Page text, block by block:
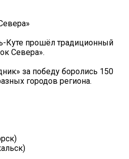
Куте прошёл традиционный
Севера».
за победу боролись 150
городов региона.